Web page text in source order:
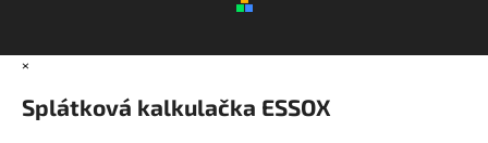
×
Splátková kalkulačka ESSOX